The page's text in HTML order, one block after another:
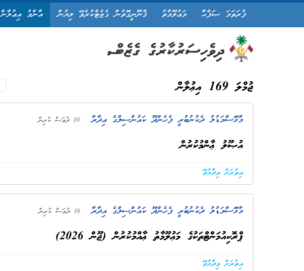
ފުރަތަމަ ޞަފްޙާ މަޢުލޫމާތު ޤާނޫނީގޮތުން ގެޒެޓްކުރެވޭ ލިޔުން އާންމު އިޢުލާން
ޖުމްލަ 169 އިޢުލާން
މާޅޮސްމަޑުލު ދެކުނުބުރީ ފެހެންދޫ ކައުންސިލްގެ އިދާރާ . 10 ދުވަސް ކުރިން
އުޞޫލު ޢާންމުކުރުން
އިތުރަށް ވިދާޅުވޭ
މާޅޮސްމަޑުލު ދެކުނުބުރީ ފެހެންދޫ ކައުންސިލްގެ އިދާރާ . 16 ދުވަސް ކުރިން
ޕްރޮކިއުމަންޓްތަކުގެ މަޢުލޫމާތު ޢާއްމުކުރުން (ޖޫން 2026)
އިތުރަށް ވިދާޅުވޭ